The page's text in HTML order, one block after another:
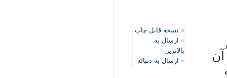
» نسخه قابل چاپ
» ارسال به
بالاترین
» ارسال به دنباله
آن